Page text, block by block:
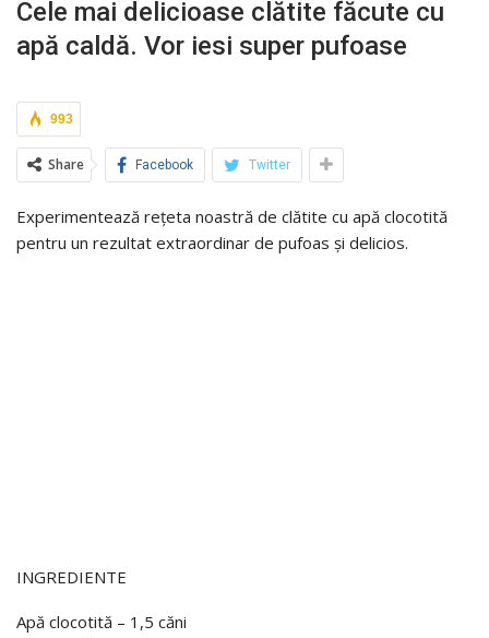
Cele mai delicioase clătite făcute cu
apă caldă. Vor iesi super pufoase
993
Share Facebook Twitter
Experimentează rețeta noastră de clătite cu apă clocotită
pentru un rezultat extraordinar de pufoas și delicios.
INGREDIENTE
Apă clocotită – 1,5 căni